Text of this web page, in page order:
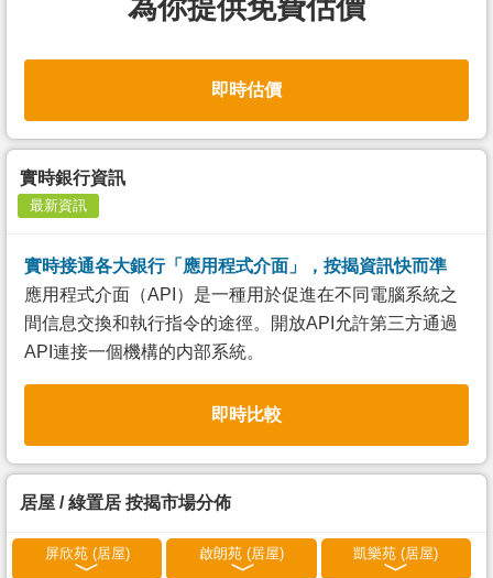
為你提供免費估價
即時估價
實時銀行資訊
最新資訊
實時接通各大銀行「應用程式介面」，按揭資訊快而準
應用程式介面（API）是一種用於促進在不同電腦系統之
間信息交換和執行指令的途徑。開放API允許第三方通過
API連接一個機構的内部系統。
即時比較
居屋 / 綠置居 按揭市場分佈
屏欣苑 (居屋) 啟朗苑 (居屋) 凱樂苑 (居屋)